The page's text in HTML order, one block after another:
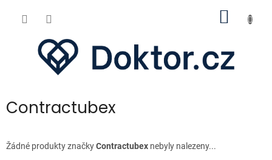
Contractubex
Žádné produkty značkyContractubex nebyly nalezeny...